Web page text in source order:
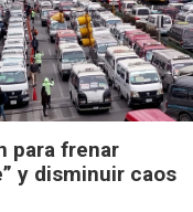
para frenar
y disminuir caos